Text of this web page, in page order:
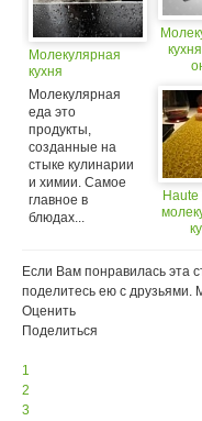
Молекулярная
кухня
Молекулярная
еда это
продукты,
созданные на
стыке кулинарии
и химии. Самое
главное в
блюдах...
Если Вам понравилась эта
поделитесь ею с
Оценить
Поделиться
1
2
3